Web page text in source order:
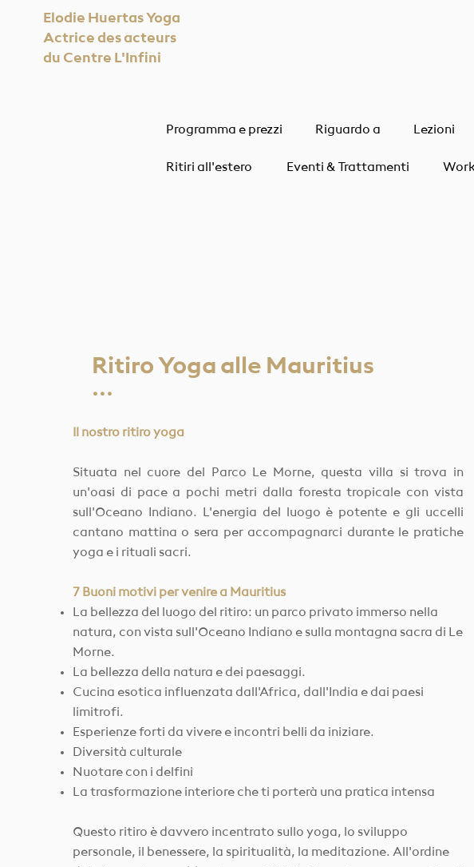
Elodie Huertas Yoga
Actrice des acteurs
du Centre L'Infini
Programma e prezzi Riguardo a Lezioni
Ritiri all'estero Eventi & Trattamenti
Ritiro Yoga alle Mauritius
···
Il nostro ritiro yoga
Situata nel cuore del Parco Le Morne, questa villa si trova in
un'oasi di pace a pochi metri dalla foresta tropicale con vista
sull'Oceano Indiano. L'energia del luogo è potente e gli uccelli
cantano mattina o sera per accompagnarci durante le pratiche
yoga e i rituali sacri.
7 ​Buoni motivi per venire a Mauritius
La bellezza del luogo del ritiro: un parco privato immerso nella
natura, con vista sull'Oceano Indiano e sulla montagna sacra di Le
Morne.
La bellezza della natura e dei paesaggi.
Cucina esotica influenzata dall'Africa, dall'India e dai paesi
limitrofi.
Esperienze forti da vivere e incontri belli da iniziare.
Diversità culturale
Nuotare con i delfini
La trasformazione interiore che ti porterà una pratica intensa
Questo ritiro è davvero incentrato sullo yoga, lo sviluppo
personale, il benessere, la spiritualità, la meditazione. All'ordine